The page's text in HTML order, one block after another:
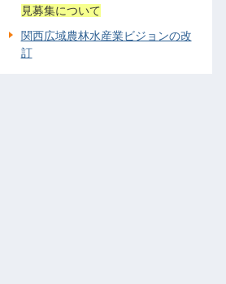
見募集について
関西広域農林水産業ビジョンの改
訂